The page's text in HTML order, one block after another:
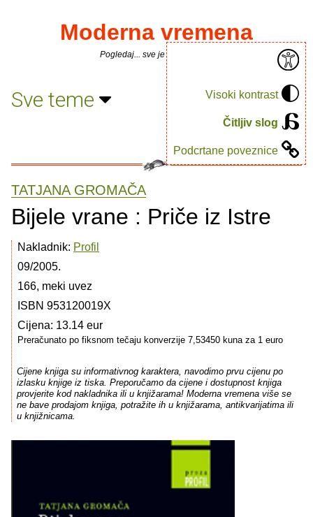
Visoki kontrast
Čitljiv slog
Podcrtane poveznice
Moderna vremena
Pogledaj... sve je puno knjiga.
Sve teme
TATJANA GROMAČA
Bijele vrane : Priče iz Istre
Nakladnik: Profil
09/2005.
166, meki uvez
ISBN 953120019X
Cijena: 13.14 eur
Preračunato po fiksnom tečaju konverzije 7,53450 kuna za 1 euro
Cijene knjiga su informativnog karaktera, navodimo prvu cijenu po
izlasku knjige iz tiska. Preporučamo da cijene i dostupnost knjiga
provjerite kod nakladnika ili u knjižarama! Moderna vremena više se
ne bave prodajom knjiga, potražite ih u knjižarama, antikvarijatima ili
u knjižnicama.